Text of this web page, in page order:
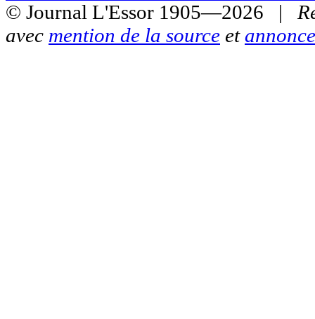
© Journal L'Essor 1905—2026 |
avec mention de la source et